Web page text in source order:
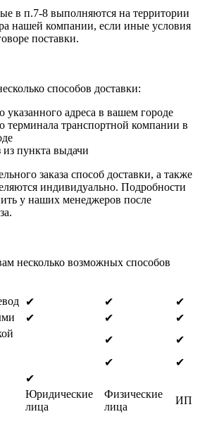
в п.7-8 выполняются на территории
нашей компании, если иные условия
поставки.
способов доставки:
указанного адреса в вашем городе
терминала транспортной компании в
пункта выдачи
заказа способ доставки, а также
индивидуально. Подробности
у наших менеджеров после
несколько возможных способов
✔ ✔
✔
✔ ✔
✔
✔
✔
✔
✔
✔
Юридические
лица
Физические
лица
ИП